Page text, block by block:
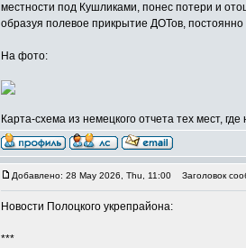
местности под Кушликами, понес потери и
образуя полевое прикрытие ДОТов,
На фото:
Карта-схема из немецкого отчета тех мест,
Добавлено: 28 May 2026, Thu, 11:00 Заголовок
Новости Полоцкого укрепрайона:
***